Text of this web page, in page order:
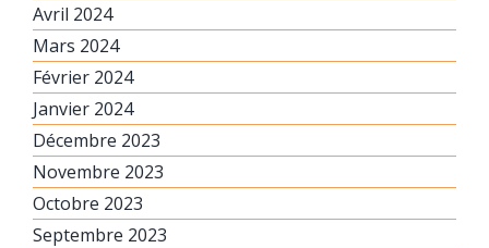
Avril 2024
Mars 2024
Février 2024
Janvier 2024
Décembre 2023
Novembre 2023
Octobre 2023
Septembre 2023